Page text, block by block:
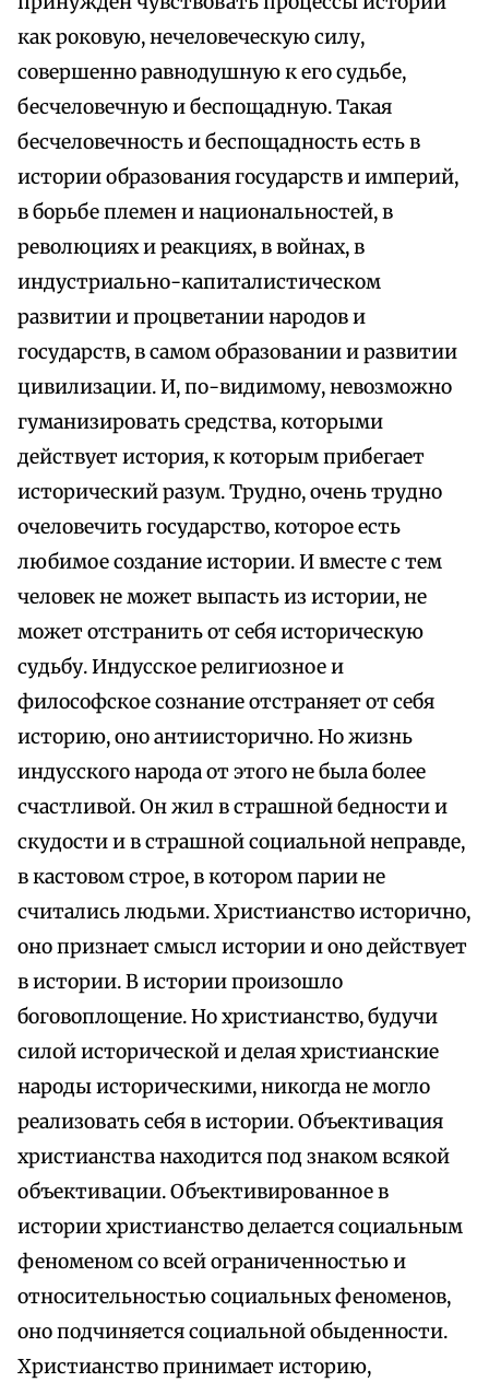
как роковую, нечеловеческую силу,
совершенно равнодушную к его судьбе,
бесчеловечную и беспощадную. Такая
бесчеловечность и беспощадность есть в
истории образования государств и империй,
в борьбе племен и национальностей, в
революциях и реакциях, в войнах, в
индустриально-капиталистическом
развитии и процветании народов и
государств, в самом образовании и развитии
цивилизации. И, по-видимому, невозможно
гуманизировать средства, которыми
действует история, к которым прибегает
исторический разум. Трудно, очень трудно
очеловечить государство, которое есть
любимое создание истории. И вместе с тем
человек не может выпасть из истории, не
может отстранить от себя историческую
судьбу. Индусское религиозное и
философское сознание отстраняет от себя
историю, оно антиисторично. Но жизнь
индусского народа от этого не была более
счастливой. Он жил в страшной бедности и
скудости и в страшной социальной неправде,
в кастовом строе, в котором парии не
считались людьми. Христианство исторично,
оно признает смысл истории и оно действует
в истории. В истории произошло
боговоплощение. Но христианство, будучи
силой исторической и делая христианские
народы историческими, никогда не могло
реализовать себя в истории. Объективация
христианства находится под знаком всякой
объективации. Объективированное в
истории христианство делается социальным
феноменом со всей ограниченностью и
относительностью социальных феноменов,
оно подчиняется социальной обыденности.
Христианство принимает историю,